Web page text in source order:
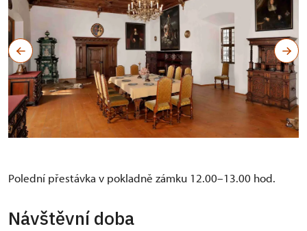
Polední přestávka v pokladně zámku 12.00–13.00 hod.
Návštěvní doba